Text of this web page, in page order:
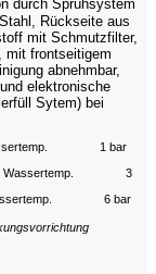
durch Sprühsystem
Rückseite aus
mit Schmutzfilter,
frontseitigem
abnehmbar,
elektronische
Sytem) bei
1 bar
Wassertemp.
3
6 bar